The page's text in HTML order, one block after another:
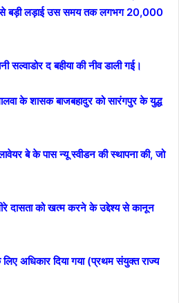
बड़ी लड़ाई उस समय तक लगभग 20,000
सल्वाडोर द बहीया की नीव डाली गई।
के शासक बाजबहादुर को सारंगपुर के युद्ध
बे के पास न्यू स्वीडन की स्थापना की, जो
दासता को खत्म करने के उद्देश्य से कानून
अधिकार दिया गया (प्रथम संयुक्त राज्य